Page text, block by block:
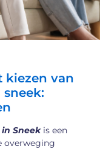
kiezen van
Sneekis een
overweging